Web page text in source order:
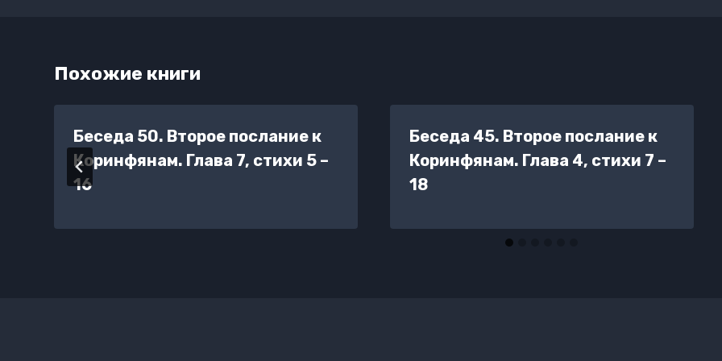
Похожие книги
Беседа 50. Второе послание к
Коринфянам. Глава 7, стихи 5 –
16
Беседа 45. Второе послание к
Коринфянам. Глава 4, стихи 7 –
18